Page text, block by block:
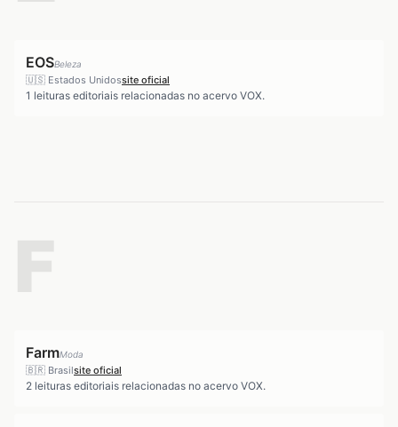
EOSBeleza
🇺🇸 Estados Unidossite oficial
1 leituras editoriais relacionadas no acervo VOX.
FarmModa
🇧🇷 Brasilsite oficial
2 leituras editoriais relacionadas no acervo VOX.